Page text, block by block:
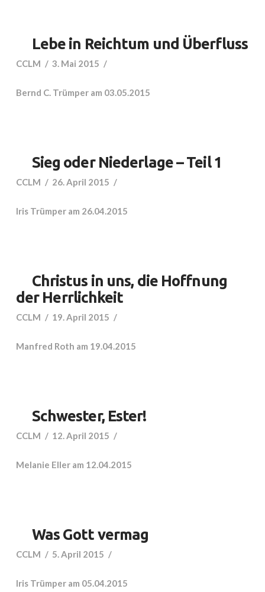
Lebe in Reichtum und Überfluss
CCLM 3. Mai 2015
Bernd C. Trümper am 03.05.2015
Sieg oder Niederlage – Teil 1
CCLM 26. April 2015
Iris Trümper am 26.04.2015
Christus in uns, die Hoffnung
der Herrlichkeit
CCLM 19. April 2015
Manfred Roth am 19.04.2015
Schwester, Ester!
CCLM 12. April 2015
Melanie Eller am 12.04.2015
Was Gott vermag
CCLM 5. April 2015
Iris Trümper am 05.04.2015